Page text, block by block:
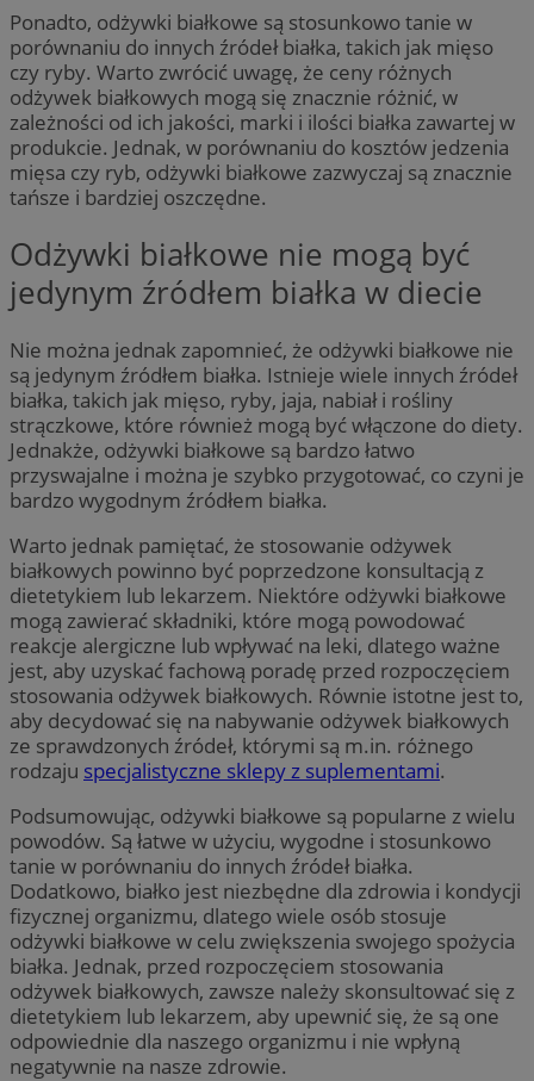
Ponadto, odżywki białkowe są stosunkowo tanie w
porównaniu do innych źródeł białka, takich jak mięso
czy ryby. Warto zwrócić uwagę, że ceny różnych
odżywek białkowych mogą się znacznie różnić, w
zależności od ich jakości, marki i ilości białka zawartej w
produkcie. Jednak, w porównaniu do kosztów jedzenia
mięsa czy ryb, odżywki białkowe zazwyczaj są znacznie
tańsze i bardziej oszczędne.
Odżywki białkowe nie mogą być
jedynym źródłem białka w diecie
Nie można jednak zapomnieć, że odżywki białkowe nie
są jedynym źródłem białka. Istnieje wiele innych źródeł
białka, takich jak mięso, ryby, jaja, nabiał i rośliny
strączkowe, które również mogą być włączone do diety.
Jednakże, odżywki białkowe są bardzo łatwo
przyswajalne i można je szybko przygotować, co czyni je
bardzo wygodnym źródłem białka.
Warto jednak pamiętać, że stosowanie odżywek
białkowych powinno być poprzedzone konsultacją z
dietetykiem lub lekarzem. Niektóre odżywki białkowe
mogą zawierać składniki, które mogą powodować
reakcje alergiczne lub wpływać na leki, dlatego ważne
jest, aby uzyskać fachową poradę przed rozpoczęciem
stosowania odżywek białkowych. Równie istotne jest to,
aby decydować się na nabywanie odżywek białkowych
ze sprawdzonych źródeł, którymi są m.in. różnego
rodzaju specjalistyczne sklepy z suplementami.
Podsumowując, odżywki białkowe są popularne z wielu
powodów. Są łatwe w użyciu, wygodne i stosunkowo
tanie w porównaniu do innych źródeł białka.
Dodatkowo, białko jest niezbędne dla zdrowia i kondycji
fizycznej organizmu, dlatego wiele osób stosuje
odżywki białkowe w celu zwiększenia swojego spożycia
białka. Jednak, przed rozpoczęciem stosowania
odżywek białkowych, zawsze należy skonsultować się z
dietetykiem lub lekarzem, aby upewnić się, że są one
odpowiednie dla naszego organizmu i nie wpłyną
negatywnie na nasze zdrowie.